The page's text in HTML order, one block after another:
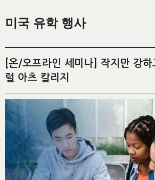
미국 유학 행사
[온/오프라인 세미나] 작지만 강하
럴 아츠 칼리지